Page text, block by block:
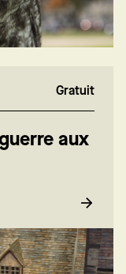
Gratuit
aux